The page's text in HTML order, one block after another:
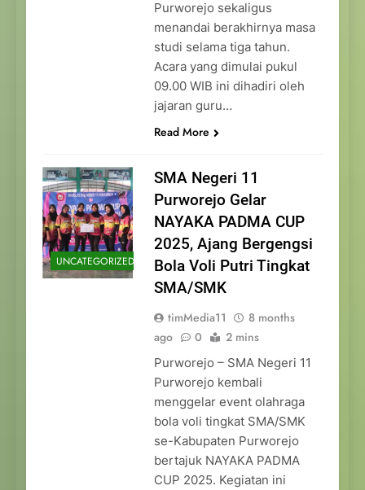
Purworejo sekaligus
menandai berakhirnya masa
studi selama tiga tahun.
Acara yang dimulai pukul
09.00 WIB ini dihadiri oleh
jajaran guru…
Read More
UNCATEGORIZED
SMA Negeri 11
Purworejo Gelar
NAYAKA PADMA CUP
2025, Ajang Bergengsi
Bola Voli Putri Tingkat
SMA/SMK
timMedia11
8 months
ago
0 2 mins
Purworejo – SMA Negeri 11
Purworejo kembali
menggelar event olahraga
bola voli tingkat SMA/SMK
se-Kabupaten Purworejo
bertajuk NAYAKA PADMA
CUP 2025. Kegiatan ini